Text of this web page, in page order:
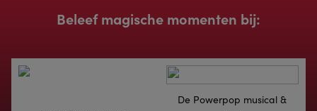
Beleef magische momenten bij:
De Powerpop musical &